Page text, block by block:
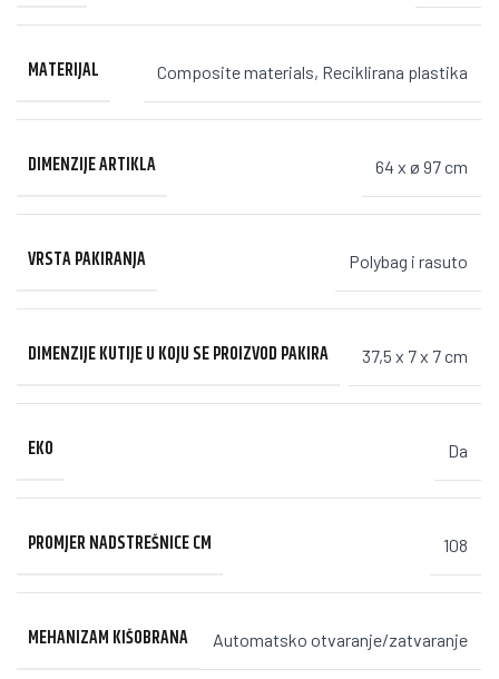
MATERIJAL Composite materials, Reciklirana plastika
DIMENZIJE ARTIKLA 64 x ø 97 cm
VRSTA PAKIRANJA Polybag i rasuto
DIMENZIJE KUTIJE U KOJU SE PROIZVOD PAKIRA 37,5 x 7 x 7 cm
EKO Da
PROMJER NADSTREŠNICE CM 108
MEHANIZAM KIŠOBRANA Automatsko otvaranje/zatvaranje